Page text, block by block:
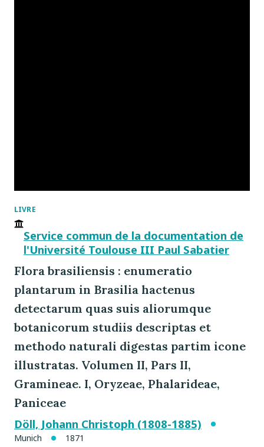
LIVRE
Service commun de la documentation de
l'Université Toulouse III Paul Sabatier
Flora brasiliensis : enumeratio
plantarum in Brasilia hactenus
detectarum quas suis aliorumque
botanicorum studiis descriptas et
methodo naturali digestas partim icone
illustratas. Volumen II, Pars II,
Gramineae. I, Oryzeae, Phalarideae,
Paniceae
Döll, Johann Christoph (1808-1885)
Munich 1871